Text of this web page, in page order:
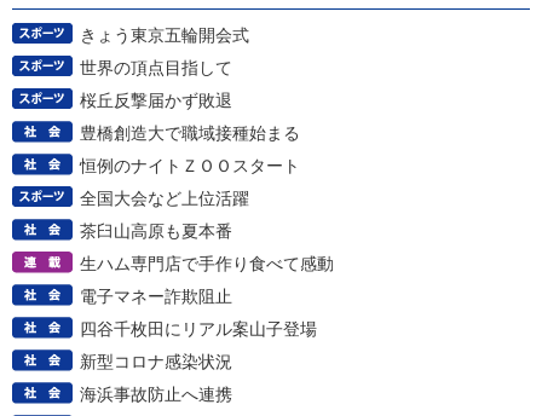
きょう東京五輪開会式
世界の頂点目指して
桜丘反撃届かず敗退
豊橋創造大で職域接種始まる
恒例のナイトＺＯＯスタート
全国大会など上位活躍
茶臼山高原も夏本番
生ハム専門店で手作り食べて感動
電子マネー詐欺阻止
四谷千枚田にリアル案山子登場
新型コロナ感染状況
海浜事故防止へ連携